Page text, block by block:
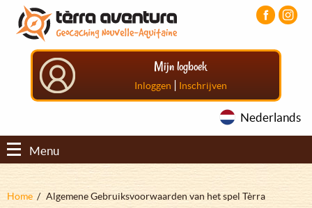
Overslaan
naar
Aller
menu
principal
Aller
pied
Mijn logboek
Inloggen | Inschrijven
Nederlands
Menu
Kruimelpad
Home
Algemene Gebruiksvoorwaarden van het spel Tèrra